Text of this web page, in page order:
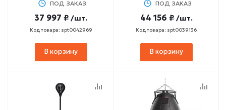
ПОД ЗАКАЗ
37 997 ₽ /шт.
Код товара: spt0042969
В корзину
ПОД ЗАКАЗ
44 156 ₽ /шт.
Код товара: spt0039136
В корзину